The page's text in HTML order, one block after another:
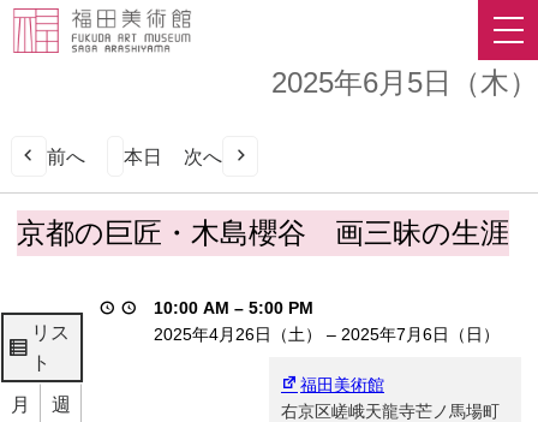
2025年6月5日（木）
前へ 本日 次へ
京
都
匠・
木
島
櫻
京都の巨匠・木島櫻谷 画三昧の生涯
10:00 AM – 5:00 PM
2025年4月26日（土）
– 2025年7月6日（日）
福田美術館
右京区嵯峨天龍寺芒ノ馬場町
リス
ト
表
示
月 週